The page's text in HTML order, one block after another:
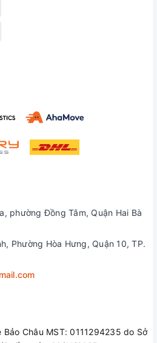
5520 là bàn phím Chiclet có đèn
chắc chắn, nút phím cứng cáp, rất
nên dễ sử dụng.
là một chiếc laptop tuyệt vời!
giá ưu đãi cho dòng Dell
hỗ trợ để được tư vấn chi tiết về
phường Đồng Tâm, Quận Hai Bà
Phường Hòa Hưng, Quận 10, TP.
Châu MST: 0111294235 do Sở